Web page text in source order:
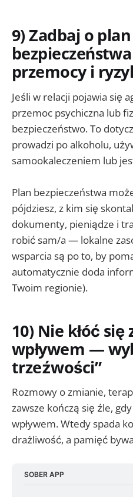
9) Zadbaj o plan
przemocy i
Jeśli w relacji pojawia się
przemoc psychiczna lub
bezpieczeństwo. To
prowadzi po alkoholu,
samookaleczeniem lub
Plan bezpieczeństwa
pójdziesz, z kim się
dokumenty, pieniądze i
robić sam/a — lokalne
wsparcia są po to, by
automatycznie doda
Twoim regionie).
10) Nie kłóć się
wpływem —
trzeźwości”
Rozmowy o zmianie,
zawsze kończą się źle,
wpływem. Wtedy spada
drażliwość, a pamięć
SOBER APP